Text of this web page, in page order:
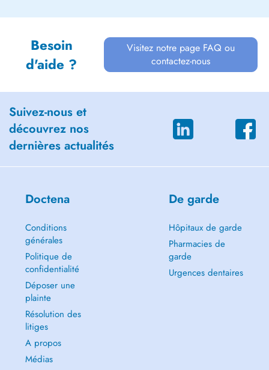
Besoin
d'aide ?
Visitez notre page FAQ ou
contactez-nous
Suivez-nous et
découvrez nos
dernières actualités
Doctena
Conditions
générales
Politique de
confidentialité
Déposer une
plainte
Résolution des
litiges
A propos
Médias
De garde
Hôpitaux de garde
Pharmacies de
garde
Urgences dentaires